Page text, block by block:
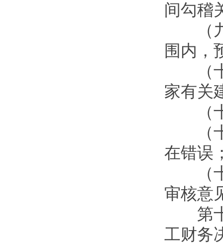
间勾稽
（九
围内，
（十
家有关
（十
（十
在错误
（十
审核意
第十
工财务